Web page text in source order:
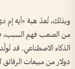
وبذلك، تُعدّ هبة «أيه إم
من الصعب فهم السبب،
دولار من مبيعات الرقائق